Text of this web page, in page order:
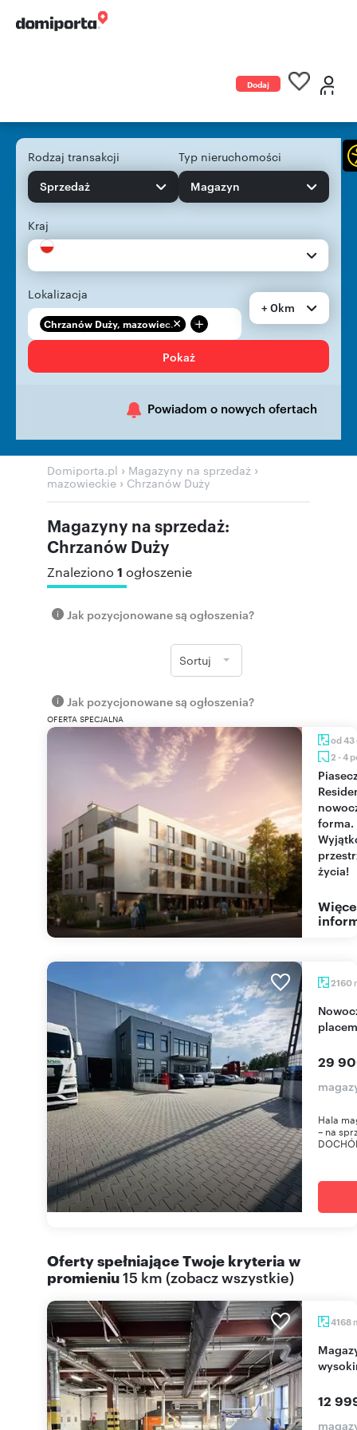
Dodaj
Rodzaj transakcji
Sprzedaż
Typ nieruchomości
Magazyn
Kraj
Lokalizacja
Chrzanów Duży, mazowiec... +
+ 0km
Pokaż
Powiadom o nowych ofertach
Domiporta.pl › Magazyny na sprzedaż ›
mazowieckie › Chrzanów Duży
Magazyny na sprzedaż:
Chrzanów Duży
Znaleziono 1 ogłoszenie
Jak pozycjonowane są ogłoszenia?
Sortuj
Jak pozycjonowane są ogłoszenia?
OFERTA SPECJALNA
od 43
2 - 4
Piaseczno
forma.
życia!
2160
Nowoczesna hala magazynowa A+ z biurami i
29
Hala
– na
Oferty spełniające Twoje kryteria w
promieniu15 km (zobacz wszystkie)
4168
Magazyn 4168 m² z biurem, fotowoltaiką i
12